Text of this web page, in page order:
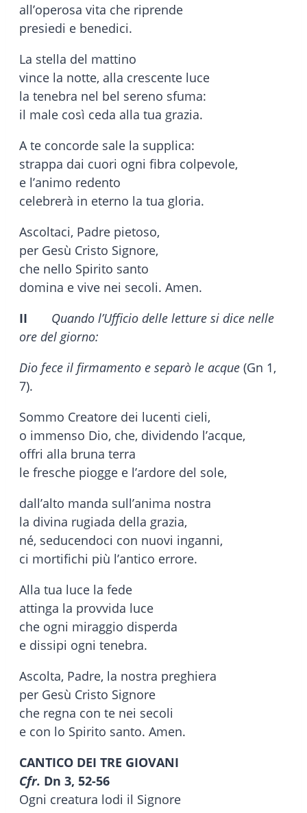
all’operosa vita che riprende
presiedi e benedici.
La stella del mattino
vince la notte, alla crescente luce
la tenebra nel bel sereno sfuma:
il male così ceda alla tua grazia.
A te concorde sale la supplica:
strappa dai cuori ogni fibra colpevole,
e l’animo redento
celebrerà in eterno la tua gloria.
Ascoltaci, Padre pietoso,
per Gesù Cristo Signore,
che nello Spirito santo
domina e vive nei secoli. Amen.
II
Quando l’Ufficio delle letture si dice nelle
ore del giorno:
Dio fece il firmamento e separò le acque (Gn 1,
7).
Sommo Creatore dei lucenti cieli,
o immenso Dio, che, dividendo l’acque,
offri alla bruna terra
le fresche piogge e l’ardore del sole,
dall’alto manda sull’anima nostra
la divina rugiada della grazia,
né, seducendoci con nuovi inganni,
ci mortifichi più l’antico errore.
Alla tua luce la fede
attinga la provvida luce
che ogni miraggio disperda
e dissipi ogni tenebra.
Ascolta, Padre, la nostra preghiera
per Gesù Cristo Signore
che regna con te nei secoli
e con lo Spirito santo. Amen.
CANTICO DEI TRE GIOVANI
Cfr. Dn 3, 52-56
Ogni creatura lodi il Signore